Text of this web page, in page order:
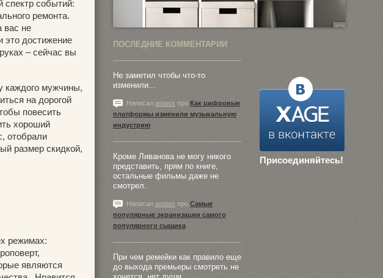
спектр событий:
ремонта.
вас не
это достижение
– сейчас вы
каждого мужчины,
на дорогой
повесить
хороший
отобрали
размер скидкой,
режимах:
являются
ПОСЛЕДНИЕ КОММЕНТАРИИ
Присоединяйтесь!
Не заметил чтобы что-то
изменили...
Написал astass про Как цифровые
платформы изменили музыкальную
индустрию
Кроме Ливанова не могу никого
представить, прям по книге,
остальные фильмы даже не
смотрел.
Написал astass про Самые
популярные экранизации самого
популярного сыщика
При чем ремейки как правило еще
до выхода премьеры смотреть не